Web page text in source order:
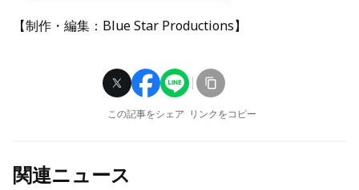
【制作・編集：Blue Star Productions】
この記事をシェア リンクをコピー
関連ニュース